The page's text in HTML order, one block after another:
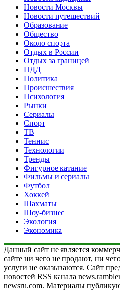
Новости Москвы
Новости путешествий
Образование
Общество
Около спорта
Отдых в России
Отдых за границей
ПДД
Политика
Происшествия
Психология
Рынки
Сериалы
Спорт
ТВ
Теннис
Технологии
Тренды
Фигурное катание
Фильмы и сериалы
Футбол
Хоккей
Шахматы
Шоу-бизнес
Экология
Экономика
Данный сайт не является
сайте ни чего не продают, ни
услуги не оказываются. Сайт
новостей RSS канала
newsru.com. Материалы